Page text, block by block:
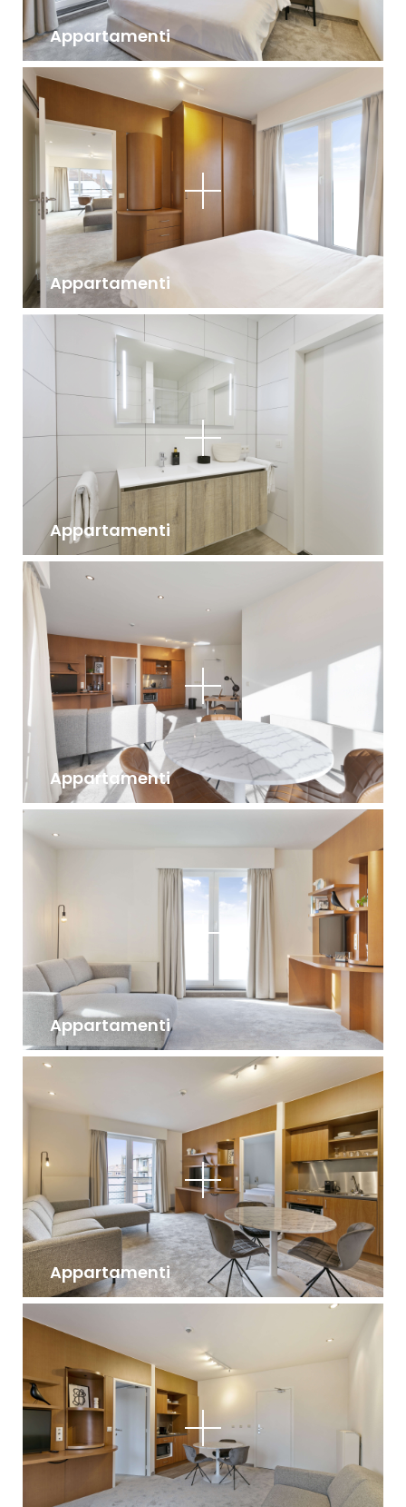
Appartamenti
Appartamenti
Appartamenti
Appartamenti
Appartamenti
Appartamenti